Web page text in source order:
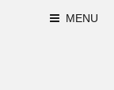
MENU